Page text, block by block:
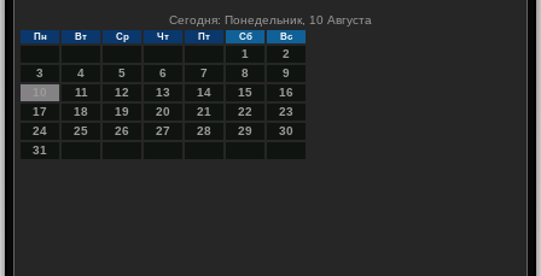
Сегодня: Понедельник, 10 Августа
Пн Вт Ср Чт Пт Сб Вс
1
2
3
4 5 6 7 8
9
10
11 12 13 14 15
16
17
18 19 20 21 22
23
24
25 26 27 28 29
30
31